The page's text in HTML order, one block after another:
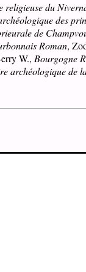
religieuse du
des
de
Roman,
W., Bourgogne
archéologique de